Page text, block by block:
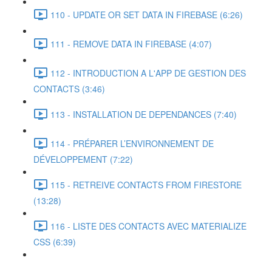
110 - UPDATE OR SET DATA IN FIREBASE (6:26)
111 - REMOVE DATA IN FIREBASE (4:07)
112 - INTRODUCTION A L'APP DE GESTION DES
CONTACTS (3:46)
113 - INSTALLATION DE DEPENDANCES (7:40)
114 - PRÉPARER L’ENVIRONNEMENT DE
DÉVELOPPEMENT (7:22)
115 - RETREIVE CONTACTS FROM FIRESTORE
(13:28)
116 - LISTE DES CONTACTS AVEC MATERIALIZE
CSS (6:39)